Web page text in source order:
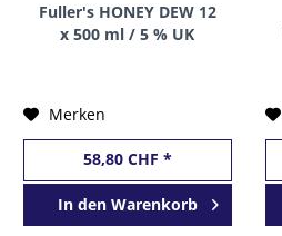
Fuller's HONEY DEW 12
x 500 ml / 5 % UK
Merken
58,80 CHF *
In den Warenkorb